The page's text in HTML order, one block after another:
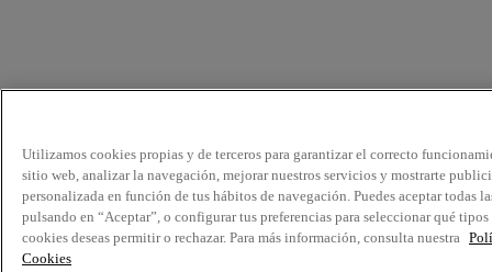
Utilizamos cookies propias y de terceros para garantizar el correcto
sitio web, analizar la navegación, mejorar nuestros servicios y mostrarte
personalizada en función de tus hábitos de navegación. Puedes aceptar todas
pulsando en “Aceptar”, o configurar tus preferencias para seleccionar qué tipos
cookies deseas permitir o rechazar. Para más información, consulta nuestra
Cookies